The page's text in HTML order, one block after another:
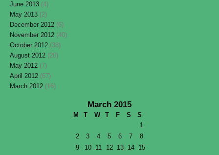
June 2013 (4)
May 2013 (2)
December 2012 (6)
November 2012 (40)
October 2012 (38)
August 2012 (20)
May 2012 (7)
April 2012 (67)
March 2012 (16)
March 2015
M T W T F S
S
1
2
3 4 5 6 7
8
9
10 11 12 13 14 15